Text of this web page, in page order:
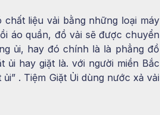
liệu vải bằng những loại máy
áo quần, đồ vải sẽ được chuyển
ủi, hay đó chính là là phẳng đồ
hay giặt là. với người miền Bắc
. Tiệm Giặt Ủi dùng nước xả vải